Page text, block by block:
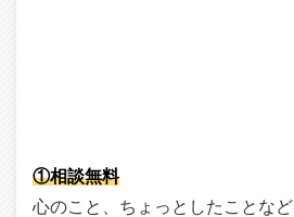
①相談無料
心のこと、ちょっとしたことなど